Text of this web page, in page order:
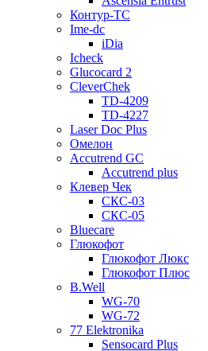
Контур-ТС
Ime-dc
iDia
Icheck
Glucocard 2
CleverChek
TD-4209
TD-4227
Laser Doc Plus
Омелон
Accutrend GC
Accutrend plus
Клевер Чек
СКС-03
СКС-05
Bluecare
Глюкофот
Глюкофот Люкс
Глюкофот Плюс
B.Well
WG-70
WG-72
77 Elektronika
Sensocard Plus